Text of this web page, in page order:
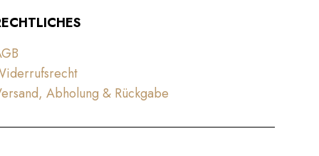
Abholung & Rückgabe